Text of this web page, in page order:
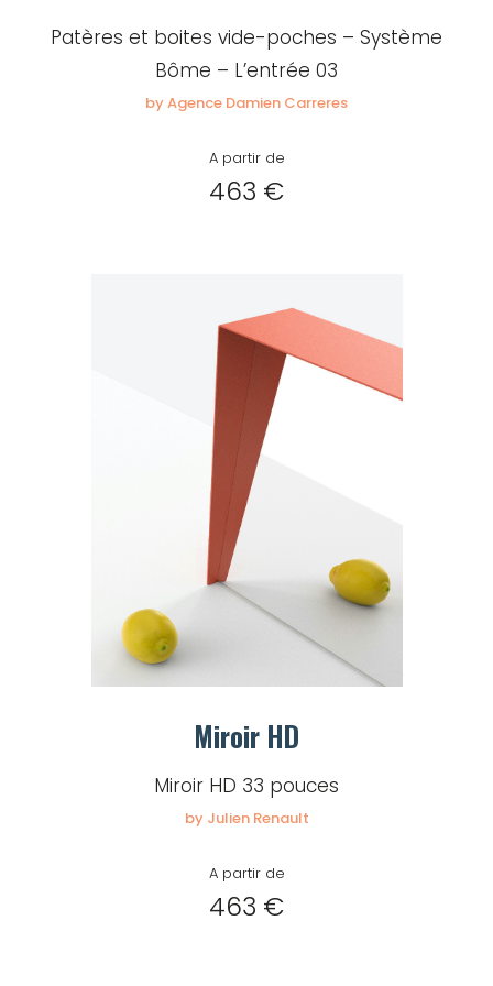
Patères et boites vide-poches – Système
Bôme – L’entrée 03
by Agence Damien Carreres
A partir de
463 €
Miroir HD
Miroir HD 33 pouces
by Julien Renault
A partir de
463 €